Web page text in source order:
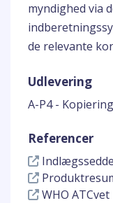
myndighed via
de relevante
Udlevering
A-P4 -
Referencer
WHO